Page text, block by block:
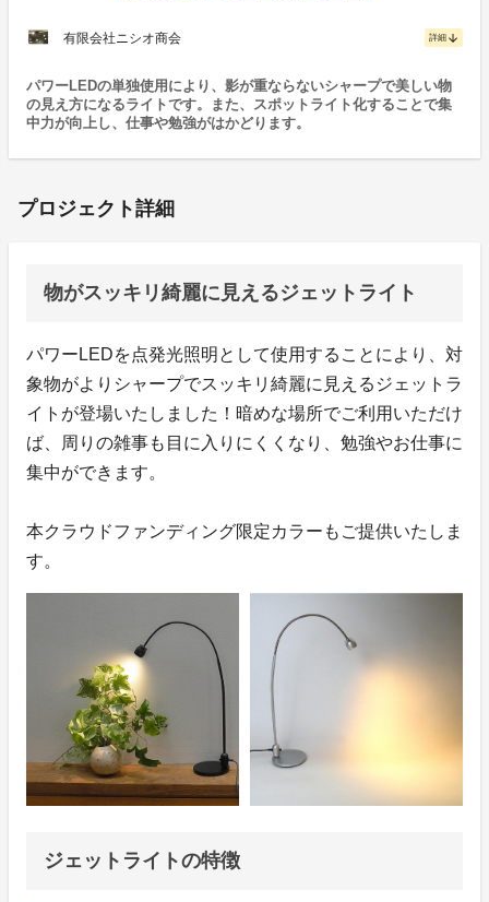
有限会社ニシオ商会 詳細 arrow_downward
パワーLEDの単独使用により、影が重ならないシャープで美しい物
の見え方になるライトです。また、スポットライト化することで集
中力が向上し、仕事や勉強がはかどります。
プロジェクト詳細
物がスッキリ綺麗に見えるジェットライト
パワーLEDを点発光照明として使用することにより、対
象物がよりシャープでスッキリ綺麗に見えるジェットラ
イトが登場いたしました！暗めな場所でご利用いただけ
ば、周りの雑事も目に入りにくくなり、勉強やお仕事に
集中ができます。
本クラウドファンディング限定カラーもご提供いたしま
す。
ジェットライトの特徴